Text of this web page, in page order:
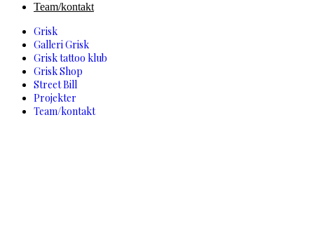
Team/kontakt
Grisk
Galleri Grisk
Grisk tattoo klub
Grisk Shop
Street Bill
Projekter
Team/kontakt